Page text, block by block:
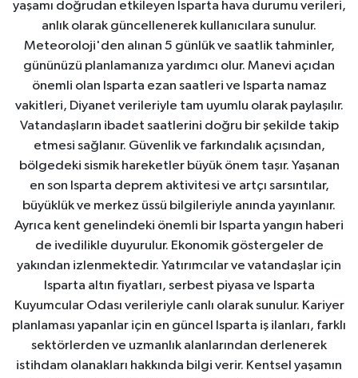
yaşamı doğrudan etkileyen Isparta hava durumu verileri,
anlık olarak güncellenerek kullanıcılara sunulur.
Meteoroloji'den alınan 5 günlük ve saatlik tahminler,
gününüzü planlamanıza yardımcı olur. Manevi açıdan
önemli olan Isparta ezan saatleri ve Isparta namaz
vakitleri, Diyanet verileriyle tam uyumlu olarak paylaşılır.
Vatandaşların ibadet saatlerini doğru bir şekilde takip
etmesi sağlanır. Güvenlik ve farkındalık açısından,
bölgedeki sismik hareketler büyük önem taşır. Yaşanan
en son Isparta deprem aktivitesi ve artçı sarsıntılar,
büyüklük ve merkez üssü bilgileriyle anında yayınlanır.
Ayrıca kent genelindeki önemli bir Isparta yangın haberi
de ivedilikle duyurulur. Ekonomik göstergeler de
yakından izlenmektedir. Yatırımcılar ve vatandaşlar için
Isparta altın fiyatları, serbest piyasa ve Isparta
Kuyumcular Odası verileriyle canlı olarak sunulur. Kariyer
planlaması yapanlar için en güncel Isparta iş ilanları, farklı
sektörlerden ve uzmanlık alanlarından derlenerek
istihdam olanakları hakkında bilgi verir. Kentsel yaşamın